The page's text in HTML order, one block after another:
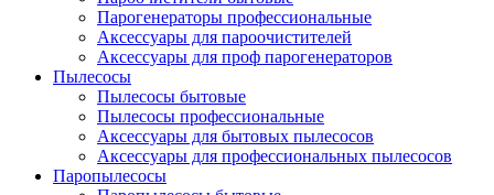
Парогенераторы профессиональные
Аксессуары для пароочистителей
Аксессуары для проф парогенераторов
Пылесосы
Пылесосы бытовые
Пылесосы профессиональные
Аксессуары для бытовых пылесосов
Аксессуары для профессиональных пылесосов
Паропылесосы